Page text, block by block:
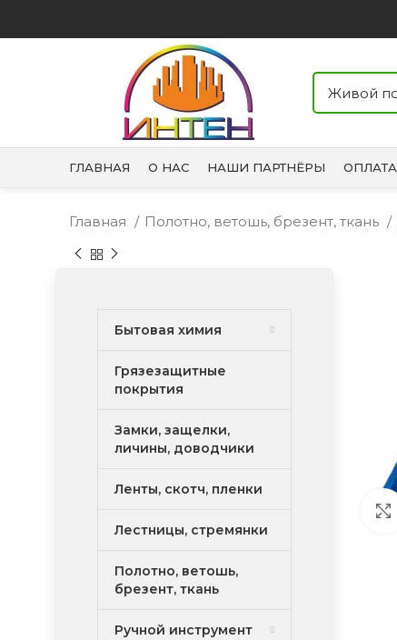
ГЛАВНАЯ О НАС НАШИ ПАРТНЁРЫ ОПЛАТА
Главная Полотно, ветошь, брезент, ткань
Бытовая химия
Грязезащитные
покрытия
Замки, защелки,
личины, доводчики
Ленты, скотч, пленки
Лестницы, стремянки
Полотно, ветошь,
брезент, ткань
Ручной инструмент